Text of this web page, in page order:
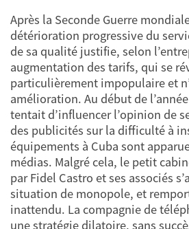
Après la Seconde Guerre
détérioration progressive du
de sa qualité justifie, selon
augmentation des tarifs, qui se
particulièrement impopulaire et
amélioration. Au début de
tentait d’influencer l’opinion de
des publicités sur la difficulté à
équipements à Cuba sont
médias. Malgré cela, le petit
par Fidel Castro et ses associés
situation de monopole, et
inattendu. La compagnie de
une stratégie dilatoire, sans